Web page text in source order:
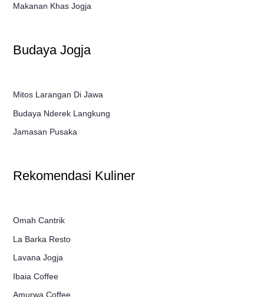
Makanan Khas Jogja
Budaya Jogja
Mitos Larangan Di Jawa
Budaya Nderek Langkung
Jamasan Pusaka
Rekomendasi Kuliner
Omah Cantrik
La Barka Resto
Lavana Jogja
Ibaia Coffee
Amurwa Coffee